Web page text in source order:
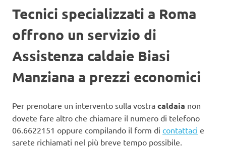
Tecnici specializzati a Roma
offrono un servizio di
Assistenza caldaie Biasi
Manziana a prezzi economici
Per prenotare un intervento sulla vostra caldaia non
dovete fare altro che chiamare il numero di telefono
06.6622151 oppure compilando il form di contattaci e
sarete richiamati nel più breve tempo possibile.